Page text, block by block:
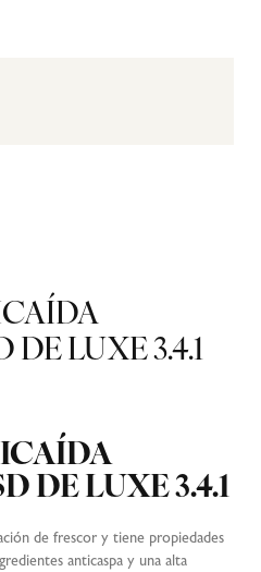
DE LUXE 3.4.1
DE LUXE 3.4.1
de frescor y tiene propiedades
anticaspa y una alta